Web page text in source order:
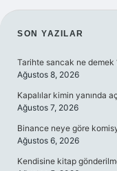
SON YAZILAR
Tarihte sancak ne demek
Ağustos 8, 2026
Kapalılar kimin yanında
Ağustos 7, 2026
Binance neye göre
Ağustos 6, 2026
Kendisine kitap